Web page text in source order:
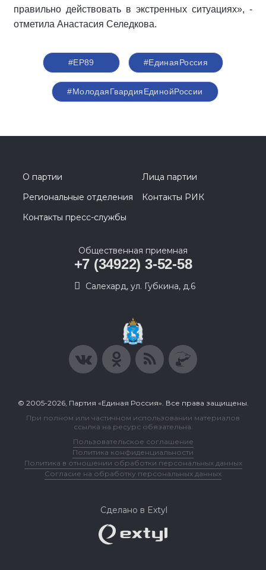
правильно действовать в экстренных ситуациях», -
отметила Анастасия Селедкова.
#ЕР89 #ЕдинаяРоссия
#МолодаяГвардияЕдинойРоссии
О партии
Лица партии
Региональные отделения
Контакты РИК
Контакты пресс-службы
Общественная приемная
+7 (34922) 3-52-58
Салехард, ул. Губкина, д.6
© 2005-2026, Партия «Единая Россия». Все права защищены.
При полном или частичном использовании материалов
ссылка на ресурс обязательна.
Пользовательское соглашение
Политика конфиденциальности
Политика в отношении обработки персональных данных
Согласие на обработку персональных данных
Сделано в Extyl